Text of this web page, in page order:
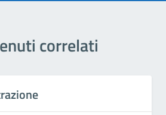
correlati